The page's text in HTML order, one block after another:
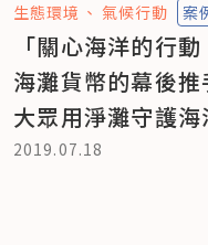
生態環境 氣候行動 案
「關心海洋的行
海灘貨幣的幕後
大眾用淨灘守護海
2019.07.18